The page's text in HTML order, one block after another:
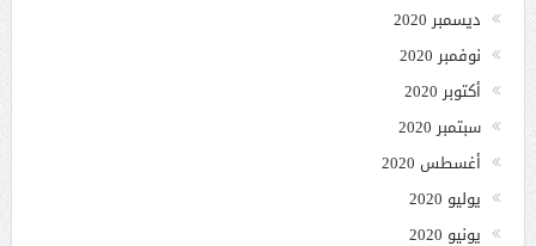
ديسمبر 2020
نوفمبر 2020
أكتوبر 2020
سبتمبر 2020
أغسطس 2020
يوليو 2020
يونيو 2020